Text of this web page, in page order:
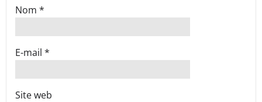
Nom *
E-mail *
Site web